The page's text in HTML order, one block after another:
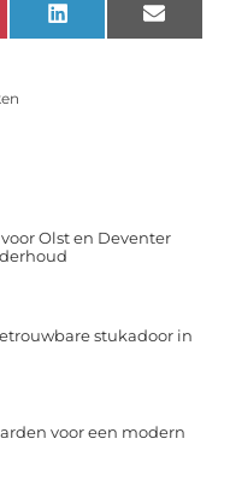
LinkedInEmail
Olst en Deventer
stukadoor in
voor een modern